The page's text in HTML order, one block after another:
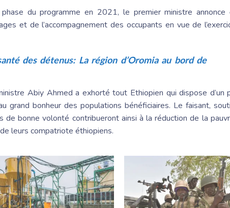
du programme en 2021, le premier ministre annonce
et de l’accompagnement des occupants en vue de
des détenus: La région d’Oromia au bord de
Abiy Ahmed a exhorté tout Ethiopien qui dispose d’un
grand bonheur des populations bénéficiaires. Le faisant,
de bonne volonté contribueront ainsi à la réduction de la
leurs compatriote éthiopiens.